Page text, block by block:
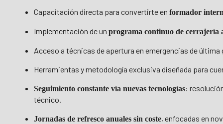
Capacitación directa para convertirte en formador
Implementación de un programa continuo de cerrajería
Acceso a técnicas de apertura en emergencias de última
Herramientas y metodología exclusiva diseñada para
Seguimiento constante vía nuevas tecnologías:
técnico.
Jornadas de refresco anuales sin coste, enfocadas en